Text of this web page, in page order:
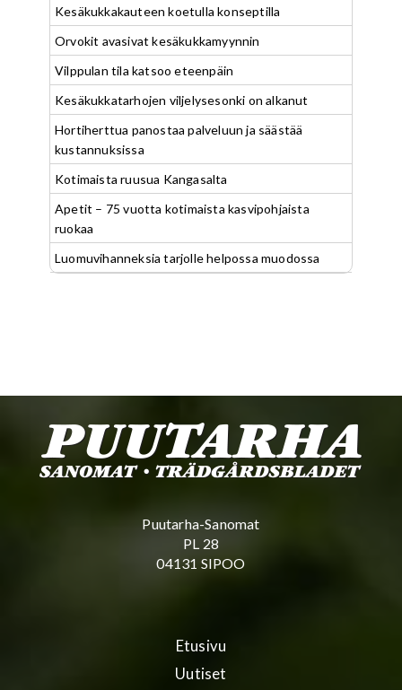
Kesäkukkakauteen koetulla konseptilla
Orvokit avasivat kesäkukkamyynnin
Vilppulan tila katsoo eteenpäin
Kesäkukkatarhojen viljelysesonki on alkanut
Hortiherttua panostaa palveluun ja säästää
kustannuksissa
Kotimaista ruusua Kangasalta
Apetit – 75 vuotta kotimaista kasvipohjaista
ruokaa
Luomuvihanneksia tarjolle helpossa muodossa
Puutarha-Sanomat
PL 28
04131 SIPOO
Etusivu
Uutiset